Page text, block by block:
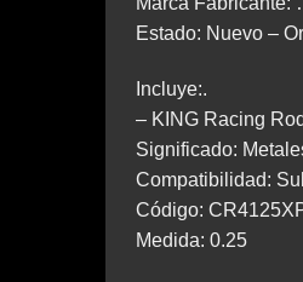
Estado: Nuevo –
Incluye:.
– KING Racing
Significado:
Compatibilidad:
Código:
Medida: 0.25